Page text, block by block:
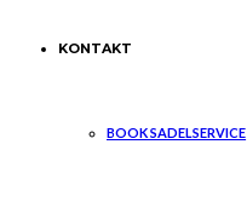
KONTAKT
BOOK SADELSERVICE